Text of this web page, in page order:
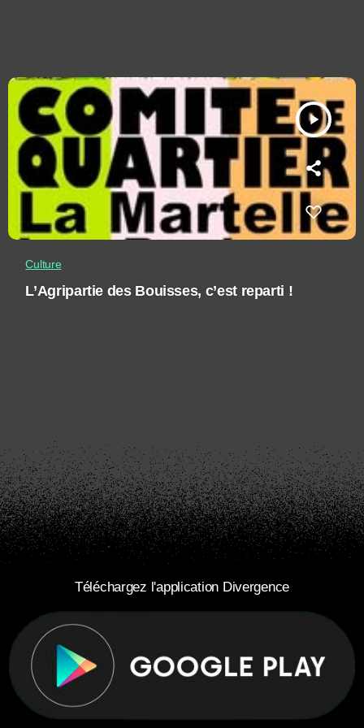
play_arrow
Culture
L’Agripartie des Bouisses, c’est reparti !
Téléchargez l'application Divergence